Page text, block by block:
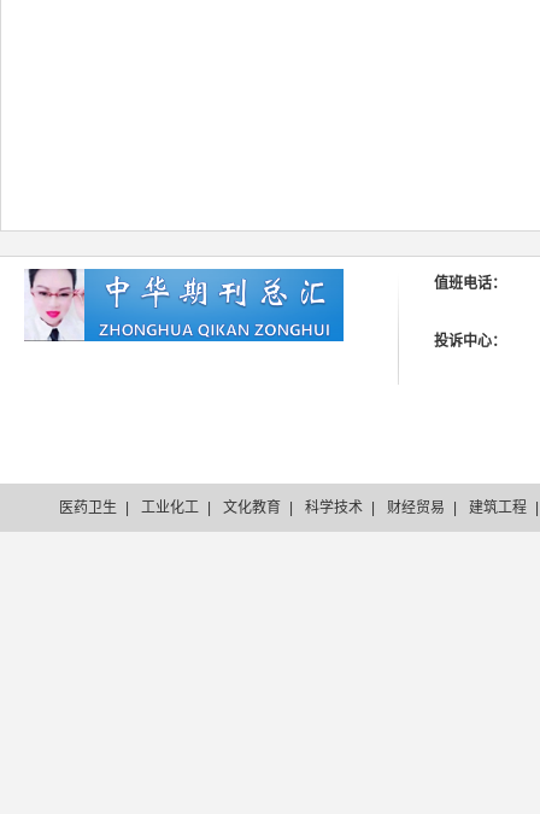
值班电话：
投诉中心：
医药卫生 工业化工 文化教育 科学技术 财经贸易 建筑工程